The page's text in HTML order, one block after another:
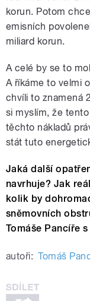
korun. Potom
emisních
miliard korun.
A celé by se to
A říkáme to velmi
chvíli to znamená
si myslím, že
těchto nákladů
stát tuto
Jaká další
navrhuje? Jak
kolik by
sněmovních
Tomáše Pancíře
autoři: Tomáš